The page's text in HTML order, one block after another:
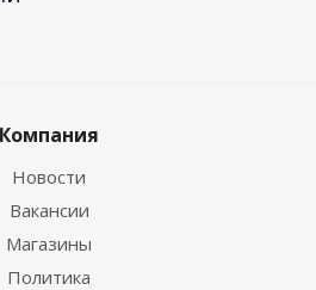
Компания
Новости
Вакансии
Магазины
Политика